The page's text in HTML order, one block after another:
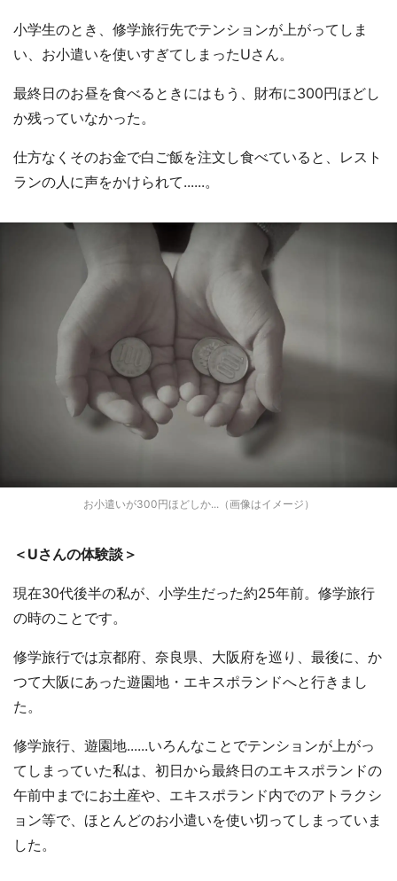
小学生のとき、修学旅行先でテンションが上がってしま
い、お小遣いを使いすぎてしまったUさん。
最終日のお昼を食べるときにはもう、財布に300円ほどし
か残っていなかった。
仕方なくそのお金で白ご飯を注文し食べていると、レスト
ランの人に声をかけられて......。
お小遣いが300円ほどしか...（画像はイメージ）
＜Uさんの体験談＞
現在30代後半の私が、小学生だった約25年前。修学旅行
の時のことです。
修学旅行では京都府、奈良県、大阪府を巡り、最後に、か
つて大阪にあった遊園地・エキスポランドへと行きまし
た。
修学旅行、遊園地......いろんなことでテンションが上がっ
てしまっていた私は、初日から最終日のエキスポランドの
午前中までにお土産や、エキスポランド内でのアトラクシ
ョン等で、ほとんどのお小遣いを使い切ってしまっていま
した。